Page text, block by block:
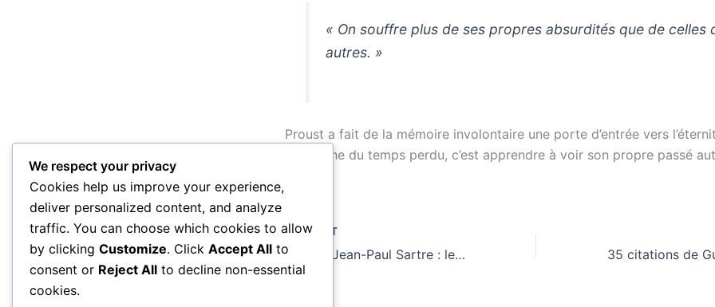
« On souffre plus de ses propres absurdités que de celles
autres. »
Proust a fait de la mémoire involontaire une porte d’entrée vers
recherche du temps perdu, c’est apprendre à voir son propre passé
PRÉCÉDENT
Citations de Jean-Paul Sartre : les 35 phrases qui ont marqué la philosophie
We respect your privacy
Cookies help us improve your experience,
deliver personalized content, and analyze
traffic. You can choose which cookies to allow
by clicking Customize. Click Accept All to
consent or Reject All to decline non-essential
cookies.